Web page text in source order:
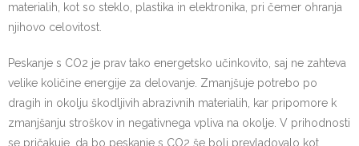
materialih, kot so steklo, plastika in elektronika, pri čemer ohranja
njihovo celovitost.
Peskanje s CO2 je prav tako energetsko učinkovito, saj ne zahteva
velike količine energije za delovanje. Zmanjšuje potrebo po
dragih in okolju škodljivih abrazivnih materialih, kar pripomore k
zmanjšanju stroškov in negativnega vpliva na okolje. V prihodnosti
se pričakuje, da bo peskanje s CO2 še bolj prevladovalo kot